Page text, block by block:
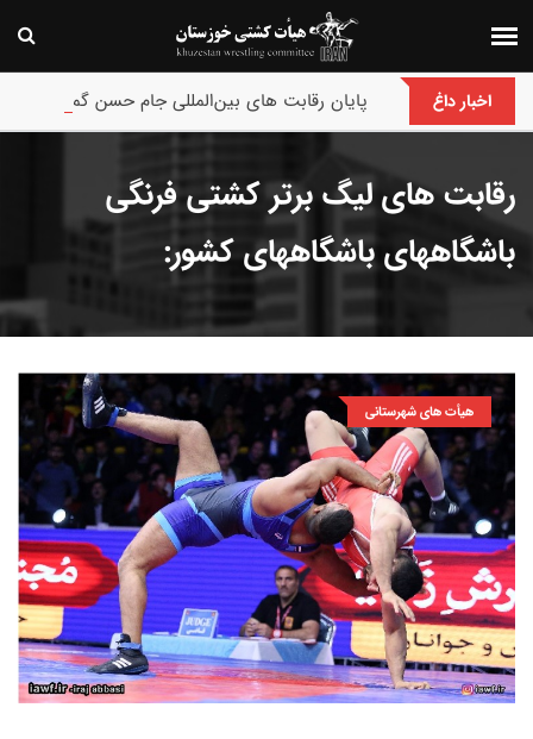
اخبار داغ پایان رقابت های بین‌المللی جام حسن گمیجی و
رقابت های لیگ برتر کشتی فرنگی
باشگاههای باشگاههای کشور:
هیأت های شهرستانی